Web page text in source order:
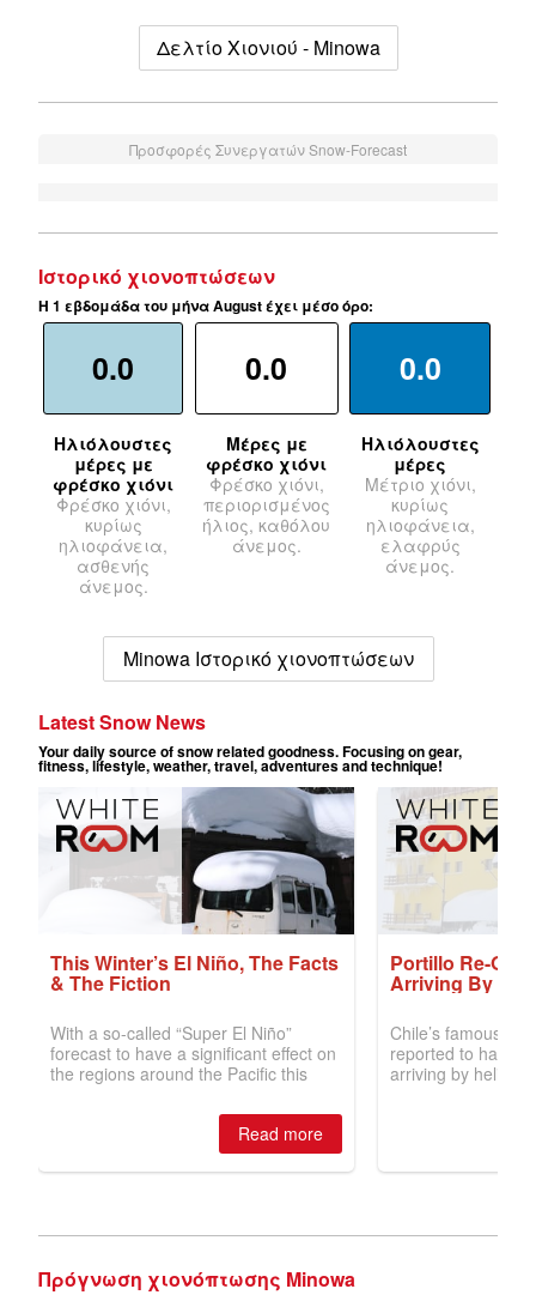
Δελτίο Χιονιού - Minowa
Προσφορές Συνεργατών Snow-Forecast
Ιστορικό χιονοπτώσεων
Η 1 εβδομάδα του μήνα August έχει μέσο όρο:
0.0
Ηλιόλουστες
μέρες με
φρέσκο χιόνι
Φρέσκο χιόνι,
κυρίως
ηλιοφάνεια,
ασθενής
άνεμος.
0.0
Μέρες με
φρέσκο χιόνι
Φρέσκο χιόνι,
περιορισμένος
ήλιος, καθόλου
άνεμος.
0.0
Ηλιόλουστες
μέρες
Μέτριο χιόνι,
κυρίως
ηλιοφάνεια,
ελαφρύς
άνεμος.
Minowa Ιστορικό χιονοπτώσεων
Πρόγνωση χιονόπτωσης Minowa